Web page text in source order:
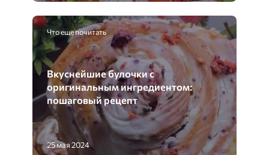
Что еще почитать
Вкуснейшие булочки с
оригинальным ингредиентом:
пошаговый рецепт
25 мая 2024